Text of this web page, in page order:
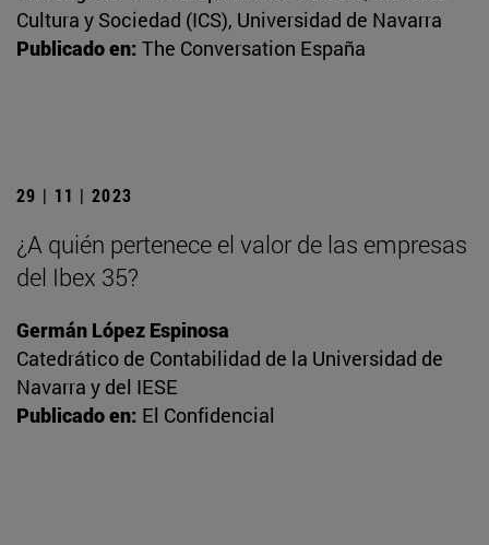
Cultura y Sociedad (ICS), Universidad de Navarra
Publicado en: The Conversation España
29 | 11 | 2023
¿A quién pertenece el valor de las empresas
del Ibex 35?
Germán López Espinosa
Catedrático de Contabilidad de la Universidad de
Navarra y del IESE
Publicado en: El Confidencial